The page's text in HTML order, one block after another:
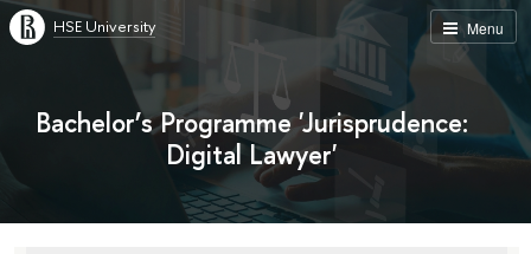
Menu
HSE University
Bachelor’s Programme 'Jurisprudence:
Digital Lawyer'